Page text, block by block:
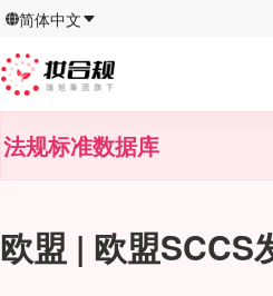
简体中文
法规标准数据库
欧盟 | 欧盟SCCS